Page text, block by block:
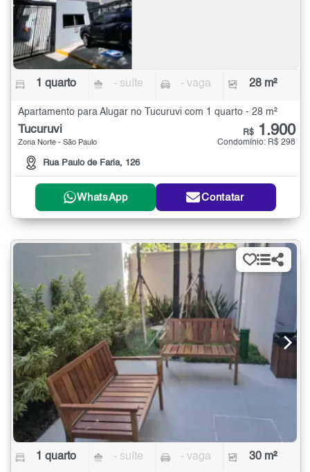
1 quarto - suíte - vaga 28 m²
Apartamento para Alugar no Tucuruvi com 1 quarto - 28 m²
Tucuruvi
Zona Norte - São Paulo
Rua Paulo de Faria, 126
R$ 1.900
Condomínio: R$ 298
WhatsApp Contatar
1 quarto - suíte - vaga 30 m²